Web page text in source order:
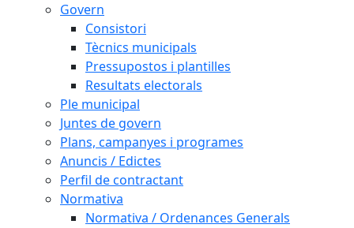
Govern
Consistori
Tècnics municipals
Pressupostos i plantilles
Resultats electorals
Ple municipal
Juntes de govern
Plans, campanyes i programes
Anuncis / Edictes
Perfil de contractant
Normativa
Normativa / Ordenances Generals